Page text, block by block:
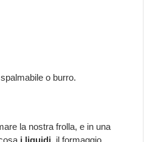
o burro.
la nostra frolla, e in una